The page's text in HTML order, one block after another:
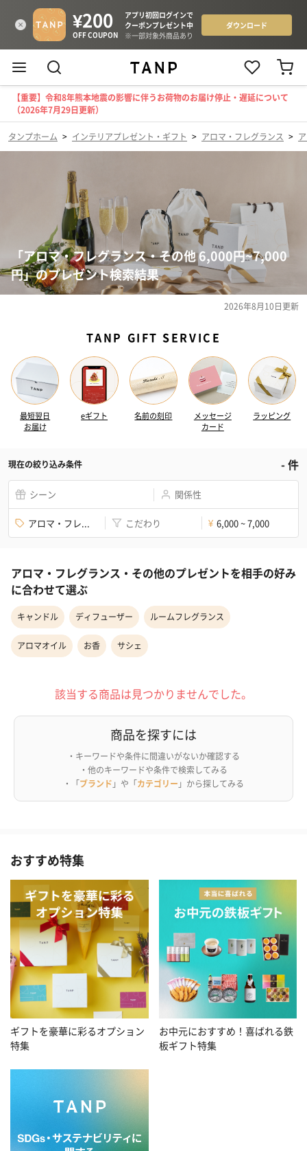
【重要】令和8年熊本地震の影響に伴うお荷物のお届け停止・遅延について
（2026年7月29日更新）
タンプホーム > インテリアプレゼント・ギフト > アロマ・フレグランス >
「アロマ・フレグランス・その他 6,000円~7,000
円」のプレゼント検索結果
2026年8月10日更新
TANP GIFT SERVICE
最短翌日
お届け
eギフト 名前の刻印
メッセージ
カード
ラッピング
現在の絞り込み条件 -件
シーン 関係性
アロマ・フレ... こだわり ¥ 6,000 ~ 7,000
アロマ・フレグランス・その他のプレゼントを相手の好み
に合わせて選ぶ
キャンドル ディフューザー ルームフレグランス
アロマオイル お香 サシェ
該当する商品は見つかりませんでした。
商品を探すには
・キーワードや条件に間違いがないか確認する
・他のキーワードや条件で検索してみる
・「ブランド 」や「カテゴリー 」から探してみる
おすすめ特集
ギフトを豪華に彩るオプション
特集
お中元におすすめ！喜ばれる鉄
板ギフト特集